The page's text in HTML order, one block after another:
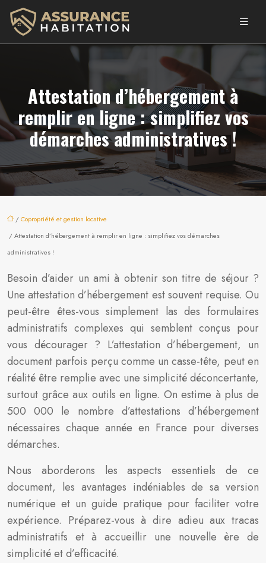
Attestation d’hébergement à
remplir en ligne : simplifiez vos
démarches administratives !
/Copropriété et gestion locative
/ Attestation d’hébergement à remplir en ligne : simplifiez vos démarches
administratives !
Besoin d’aider un ami à obtenir son titre de séjour ?
Une attestation d’hébergement est souvent requise. Ou
peut-être êtes-vous simplement las des formulaires
administratifs complexes qui semblent conçus pour
vous décourager ? L’attestation d’hébergement, un
document parfois perçu comme un casse-tête, peut en
réalité être remplie avec une simplicité déconcertante,
surtout grâce aux outils en ligne. On estime à plus de
500 000 le nombre d’attestations d’hébergement
nécessaires chaque année en France pour diverses
démarches.
Nous aborderons les aspects essentiels de ce
document, les avantages indéniables de sa version
numérique et un guide pratique pour faciliter votre
expérience. Préparez-vous à dire adieu aux tracas
administratifs et à accueillir une nouvelle ère de
simplicité et d’efficacité.